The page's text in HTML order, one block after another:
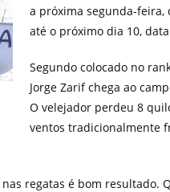
a próxima segunda-feira,
até o próximo dia 10,
Segundo colocado no
Jorge Zarif chega ao
O velejador perdeu 8
ventos tradicionalmente
regatas é bom resultado.